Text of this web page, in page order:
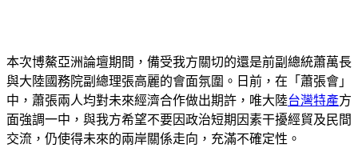
本次博鰲亞洲論壇期間，備受我方關切的還是前副總統蕭萬長
與大陸國務院副總理張高麗的會面氛圍。日前，在「蕭張會」
中，蕭張兩人均對未來經濟合作做出期許，唯大陸台灣特產方
面強調一中，與我方希望不要因政治短期因素干擾經貿及民間
交流，仍使得未來的兩岸關係走向，充滿不確定性。